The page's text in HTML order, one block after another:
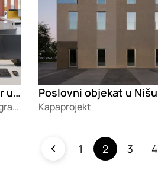
Raiffeisen poslovni prostor u Novom Sadu
Relja Ivanić Arhitektonska Fotografija
Poslovni objekat u Nišu
Kapaprojekt
1 2 3 4